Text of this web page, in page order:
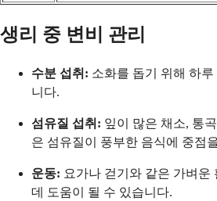
생리 중 변비 관리
수분 섭취: 소화를 돕기 위해 하
니다.
섬유질 섭취: 잎이 많은 채소, 통
은 섬유질이 풍부한 음식에 중점
운동: 요가나 걷기와 같은 가벼운
데 도움이 될 수 있습니다.